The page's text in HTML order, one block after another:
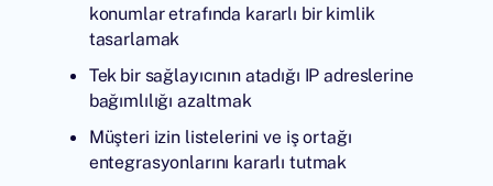
konumlar etrafında kararlı bir kimlik
tasarlamak
Tek bir sağlayıcının atadığı IP adreslerine
bağımlılığı azaltmak
Müşteri izin listelerini ve iş ortağı
entegrasyonlarını kararlı tutmak